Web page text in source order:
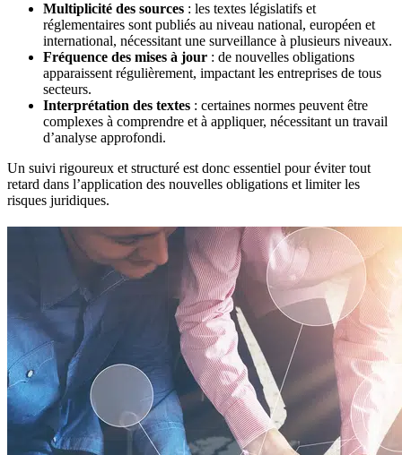
Multiplicité des sources : les textes législatifs et
réglementaires sont publiés au niveau national, européen et
international, nécessitant une surveillance à plusieurs niveaux.
Fréquence des mises à jour : de nouvelles obligations
apparaissent régulièrement, impactant les entreprises de tous
secteurs.
Interprétation des textes : certaines normes peuvent être
complexes à comprendre et à appliquer, nécessitant un travail
d’analyse approfondi.
Un suivi rigoureux et structuré est donc essentiel pour éviter tout
retard dans l’application des nouvelles obligations et limiter les
risques juridiques.